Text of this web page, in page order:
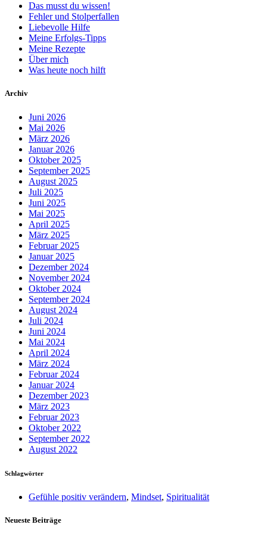
Das musst du wissen!
Fehler und Stolperfallen
Liebevolle Hilfe
Meine Erfolgs-Tipps
Meine Rezepte
Über mich
Was heute noch hilft
Archiv
Juni 2026
Mai 2026
März 2026
Januar 2026
Oktober 2025
September 2025
August 2025
Juli 2025
Juni 2025
Mai 2025
April 2025
März 2025
Februar 2025
Januar 2025
Dezember 2024
November 2024
Oktober 2024
September 2024
August 2024
Juli 2024
Juni 2024
Mai 2024
April 2024
März 2024
Februar 2024
Januar 2024
Dezember 2023
März 2023
Februar 2023
Oktober 2022
September 2022
August 2022
Schlagwörter
Gefühle positiv verändern, Mindset, Spiritualität
Neueste Beiträge